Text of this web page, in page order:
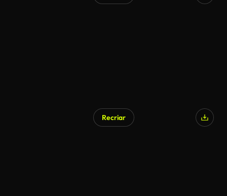
Recriar